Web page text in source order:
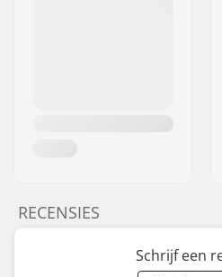
RECENSIES
Schrijf een